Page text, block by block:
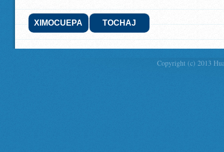
XIMOCUEPA TOCHAJ
Copyright (c) 2013